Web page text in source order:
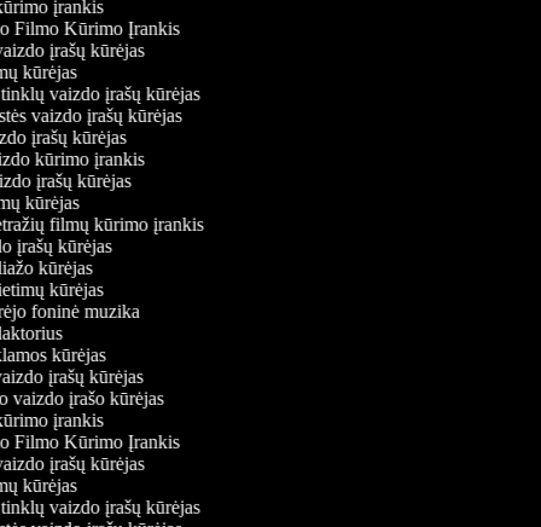
įrankis
Filmo Kūrimo Įrankis
įrašų kūrėjas
kūrėjas
tinklų vaizdo įrašų kūrėjas
vaizdo įrašų kūrėjas
įrašų kūrėjas
kūrimo įrankis
įrašų kūrėjas
kūrėjas
filmų kūrimo įrankis
įrašų kūrėjas
kūrėjas
kūrėjas
foninė muzika
kūrėjas
įrašų kūrėjas
vaizdo įrašo kūrėjas
įrankis
Filmo Kūrimo Įrankis
įrašų kūrėjas
kūrėjas
tinklų vaizdo įrašų kūrėjas